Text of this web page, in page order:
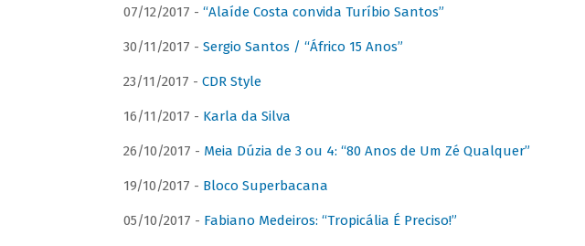
07/12/2017 - “Alaíde Costa convida Turíbio Santos”
30/11/2017 - Sergio Santos / “Áfrico 15 Anos”
23/11/2017 - CDR Style
16/11/2017 - Karla da Silva
26/10/2017 - Meia Dúzia de 3 ou 4: “80 Anos de Um Zé Qualquer”
19/10/2017 - Bloco Superbacana
05/10/2017 - Fabiano Medeiros: “Tropicália É Preciso!”